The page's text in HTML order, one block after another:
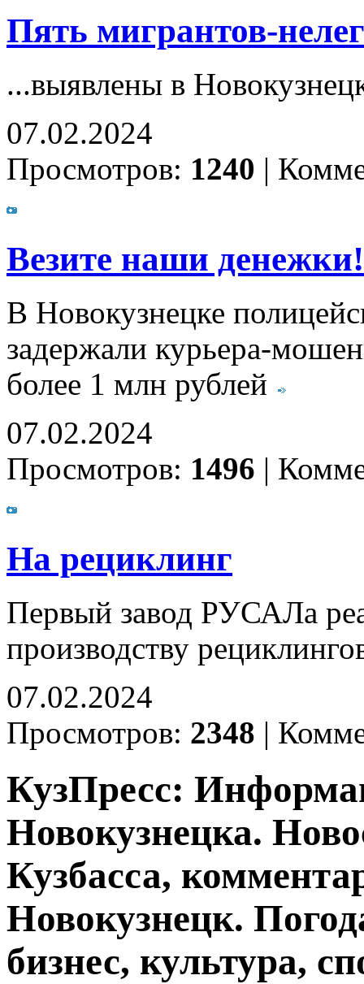
Пять мигрантов-
...выявлены в
07.02.2024
Просмотров: 1240 |
Везите наши денежки!
В Новокузнецке
задержали курьера-
более 1 млн рублей
07.02.2024
Просмотров: 1496 |
На рециклинг
Первый завод РУСАЛа
производству
07.02.2024
Просмотров: 2348 |
КузПресс:
Новокузнецка.
Кузбасса,
Новокузнецк.
бизнес, культура,